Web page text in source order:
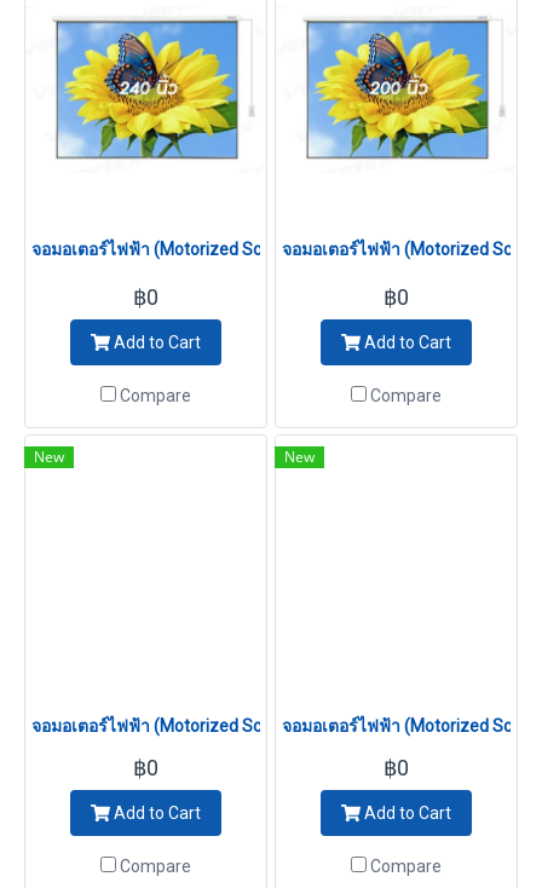
แกน มาตรฐานสูงสุดในตลาด
จอมอเตอร์ไฟฟ้า (Motorized Screen) 240 นิ้ว (4:3)
฿0
Add to Cart
Compare
จอมอเตอร์ไฟฟ้า (Motorized
฿0
Add to Cart
Compare
New
จอมอเตอร์ไฟฟ้า (Motorized Screen) 180 นิ้ว (4:3)
฿0
Add to Cart
Compare
New
จอมอเตอร์ไฟฟ้า (Motorized
฿0
Add to Cart
Compare